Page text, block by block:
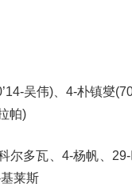
吴伟)、4-朴镇燮
帕)
尔多瓦、4-杨帆、
莱斯